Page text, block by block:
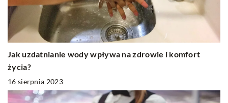
Jak uzdatnianie wody wpływa na zdrowie i komfort
życia?
16 sierpnia 2023